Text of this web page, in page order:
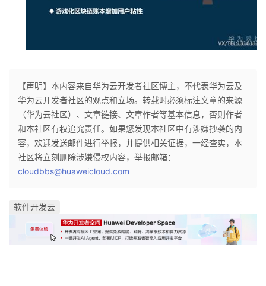
【声明】本内容来自华为云开发者社区博主，不代表华为云及
华为云开发者社区的观点和立场。转载时必须标注文章的来源
（华为云社区）、文章链接、文章作者等基本信息，否则作者
和本社区有权追究责任。如果您发现本社区中有涉嫌抄袭的内
容，欢迎发送邮件进行举报，并提供相关证据，一经查实，本
社区将立刻删除涉嫌侵权内容，举报邮箱：
cloudbbs@huaweicloud.com
软件开发云